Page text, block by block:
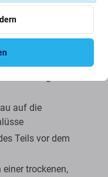
befassen.
auf die
Teils vor dem
einer trockenen,